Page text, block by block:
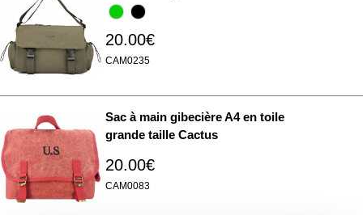
20.00€
CAM0235
Sac à main gibecière A4 en toile
grande taille Cactus
20.00€
CAM0083